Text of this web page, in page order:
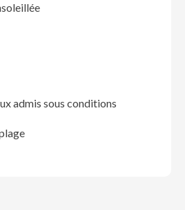
admis sous conditions